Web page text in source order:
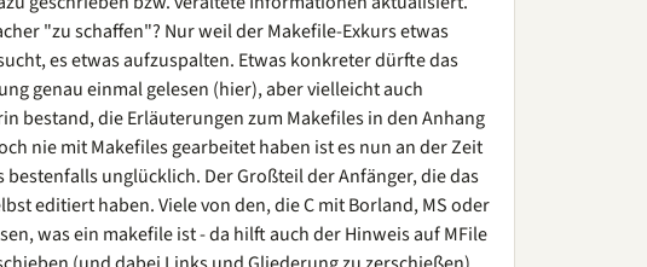
"zu schaffen"? Nur weil der Makefile-Exkurs etwas
es etwas aufzuspalten. Etwas konkreter dürfte das
genau einmal gelesen (hier), aber vielleicht auch
bestand, die Erläuterungen zum Makefiles in den Anhang
nie mit Makefiles gearbeitet haben ist es nun an der Zeit
unglücklich. Der Großteil der Anfänger, die das
editiert haben. Viele von den, die C mit Borland, MS oder
was ein makefile ist - da hilft auch der Hinweis auf MFile